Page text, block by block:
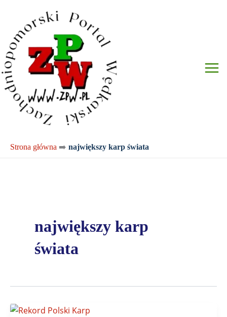
treści
Strona główna ➡️ największy karp świata
największy karp
świata